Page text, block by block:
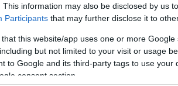
This information may also be disclosed by us
Participants that may further disclose it to
that this website/app uses one or more
but not limited to your visit or usage
to Google and its third-party tags to use your
consent section.
o Καλαματιανός διαγώνιος
αλλά και για τον τίτλο-άνοδο